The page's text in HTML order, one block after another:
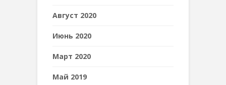
Август 2020
Июнь 2020
Март 2020
Май 2019